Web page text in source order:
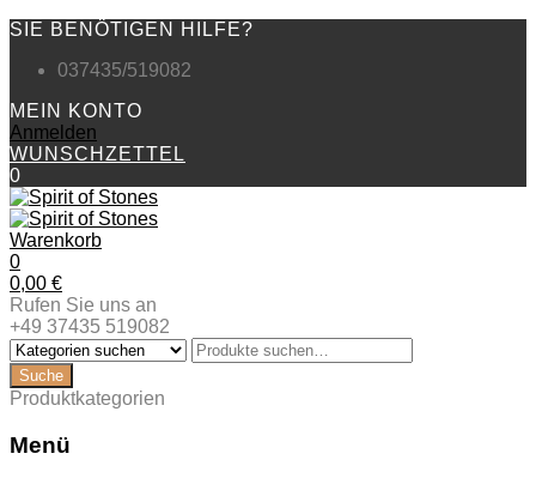
SIE BENÖTIGEN HILFE?
037435/519082
MEIN KONTO
Anmelden
WUNSCHZETTEL
0
Warenkorb
0
0,00 €
Rufen Sie uns an
+49 37435 519082
Produktkategorien
Menü